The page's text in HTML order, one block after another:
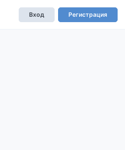
Вход Регистрация